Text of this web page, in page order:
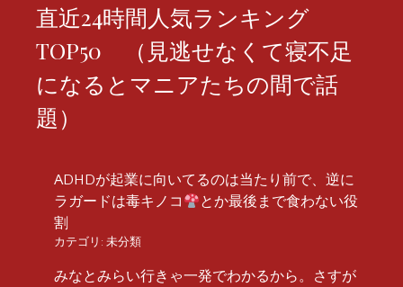
直近24時間人気ランキング
TOP50 （見逃せなくて寝不足
になるとマニアたちの間で話
題）
ADHDが起業に向いてるのは当たり前で、逆に
ラガードは毒キノコ
とか最後まで食わない役
割
カテゴリ: 未分類
みなとみらい行きゃ一発でわかるから。さすが